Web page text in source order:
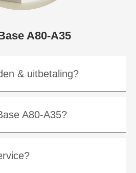
A80-A35
& uitbetaling?
A80-A35?